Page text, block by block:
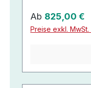
Regulärer Preis:
Ab 825,00 €
Preise exkl.